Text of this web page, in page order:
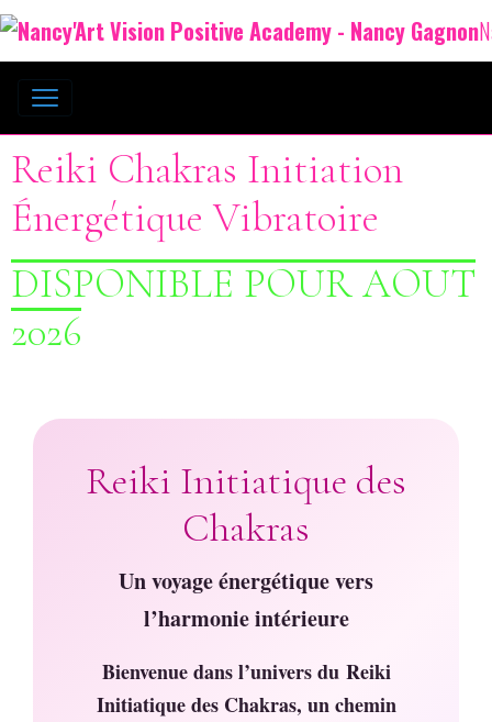
Reiki Chakras Initiation
Énergétique Vibratoire
DISPONIBLE POUR AOUT
2026
Reiki Initiatique des
Chakras
Un voyage énergétique vers
l’harmonie intérieure
Bienvenue dans l’univers du Reiki
Initiatique des Chakras, un chemin